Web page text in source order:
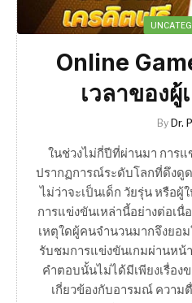
Online
เวลาของ
By Dr.
ในช่วงไม่กี่ปีที่ผ่านมา การ
ปรากฏการณ์ระดับโลกที่ดึงดู
ไม่ว่าจะเป็นเด็ก วัยรุ่น หรือ
การแข่งขันเหล่านี้อย่างต่อเนื่
เหตุใดผู้คนจำนวนมากจึงยอม
รับชมการแข่งขันเกมผ่านหน้
คำตอบนั้นไม่ได้มีเพียงเรื่อง
เกี่ยวข้องกับอารมณ์ ความ